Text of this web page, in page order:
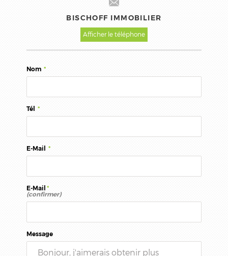
BISCHOFF IMMOBILIER
Afficher le téléphone
Nom *
Tél *
E-Mail *
E-Mail *
(confirmer)
Message